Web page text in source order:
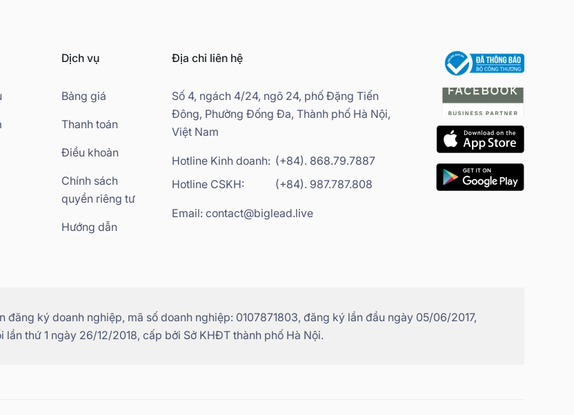
Dịch vụ
Bảng giá
Thanh toán
Điều khoản
Chính sách
quyền riêng tư
Hướng dẫn
Địa chỉ liên hệ
Số 4, ngách 4/24, ngõ 24, phố Đặng Tiến
Đông, Phường Đống Đa, Thành phố Hà Nội,
Việt Nam
Hotline Kinh doanh: (+84). 868.79.7887
Hotline CSKH:
(+84). 987.787.808
Email: contact@biglead.live
đăng ký doanh nghiệp, mã số doanh nghiệp: 0107871803, đăng ký lần đầu ngày 05/06/2017,
lần thứ 1 ngày 26/12/2018, cấp bởi Sở KHĐT thành phố Hà Nội.